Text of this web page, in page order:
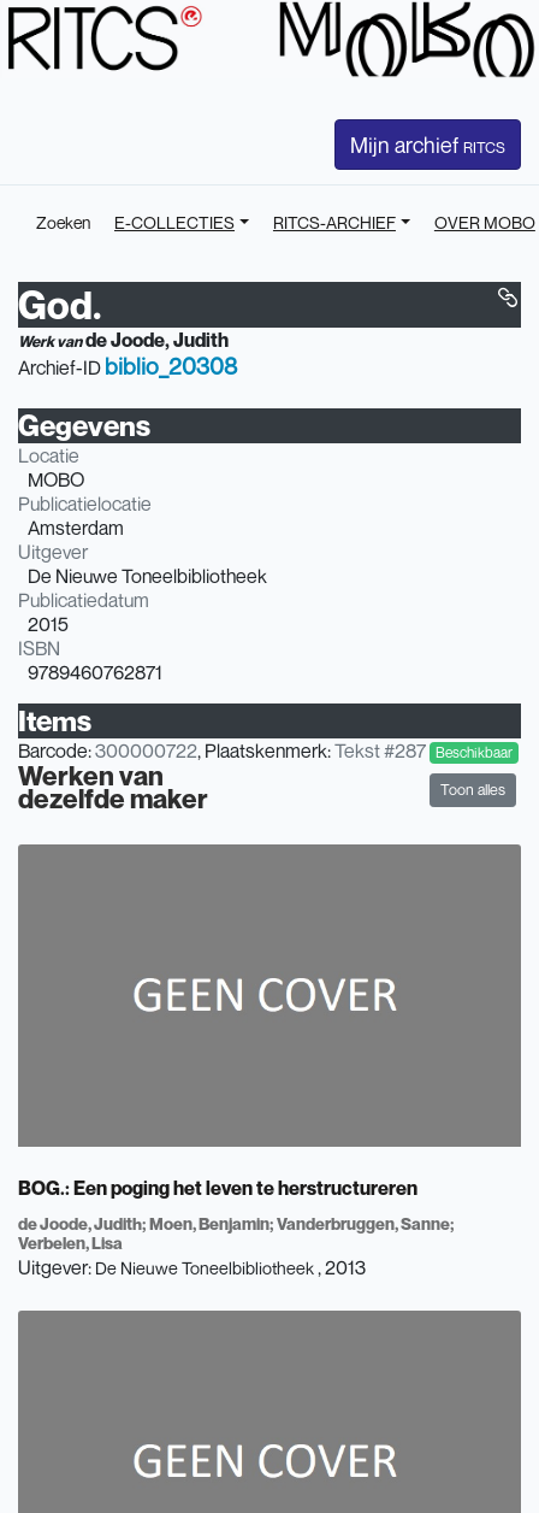
Mijn archief RITCS
Zoeken E-COLLECTIES RITCS-ARCHIEF OVER MOBO
God.
Werk van de Joode, Judith
Archief-ID biblio_20308
Gegevens
Locatie
MOBO
Publicatielocatie
Amsterdam
Uitgever
De Nieuwe Toneelbibliotheek
Publicatiedatum
2015
ISBN
9789460762871
Items
Barcode:300000722, Plaatskenmerk:Tekst #287 Beschikbaar
Werken van
dezelfde maker Toon alles
BOG.: Een poging het leven te herstructureren
de Joode, Judith Moen, Benjamin Vanderbruggen, Sanne
Verbelen, Lisa
Uitgever: De Nieuwe Toneelbibliotheek , 2013